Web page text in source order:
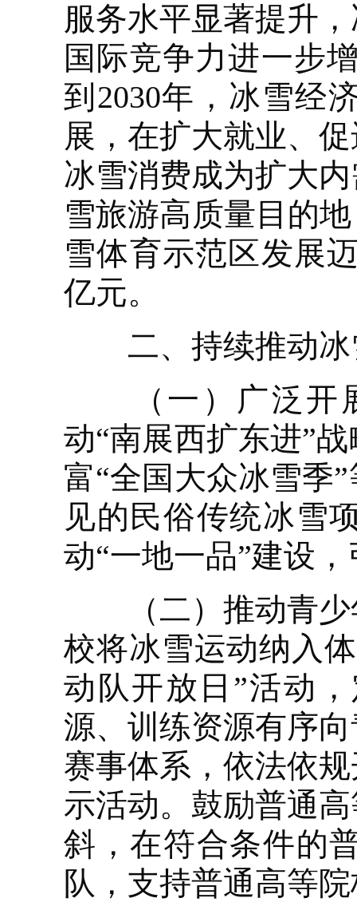
服务水平显著提升
国际竞争力进一步
到2030年，冰雪经
展，在扩大就业、
冰雪消费成为扩大
雪旅游高质量目的
雪体育示范区发展
亿元。
二、持续推动冰
（一）广泛开展
动“南展西扩东进”
富“全国大众冰雪季
见的民俗传统冰雪
动“一地一品”建设
（二）推动青少
校将冰雪运动纳入
动队开放日”活动
源、训练资源有序
赛事体系，依法依
示活动。鼓励普通
斜，在符合条件的
队，支持普通高等